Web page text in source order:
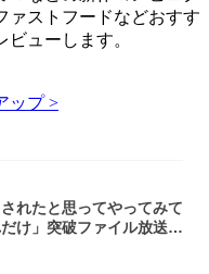
ァストフードなどおすす
ューします。
ップ >
れたと思ってやってみて
だけ」突破ファイル放送で